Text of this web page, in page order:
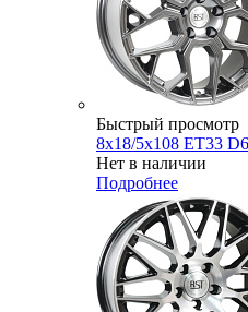
Быстрый просмотр
8x18/5x108 ET33
Нет в наличии
Подробнее